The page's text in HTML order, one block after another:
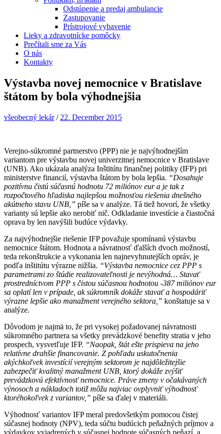
Odstúpenie a predaj ambulancie
Zastupovanie
Prístrojové vybavenie
Lieky a zdravotnícke pomôcky
Prečítali sme za Vás
O nás
Kontakty
Výstavba novej nemocnice v Bratislave
štátom by bola výhodnejšia
všeobecný lekár/ 22. December 2015
Verejno-súkromné partnerstvo (PPP) nie je najvýhodnejším
variantom pre výstavbu novej univerzitnej nemocnice v Bratislave
(UNB). Ako ukázala analýza Inštitútu finančnej politiky (IFP) pri
ministerstve financií, výstavba štátom by bola lepšia. “Dosahuje
pozitívnu čistú súčasnú hodnotu 72 miliónov eur a je tak z
rozpočtového hľadiska najlepšou možnosťou riešenia dnešného
akútneho stavu UNB,” píše sa v analýze. Tá tiež hovorí, že všetky
varianty sú lepšie ako nerobiť nič. Odkladanie investície a čiastočná
oprava by len navýšili budúce výdavky.
Za najvýhodnejšie riešenie IFP považuje spomínanú výstavbu
nemocnice štátom. Hodnota a návratnosť ďalších dvoch možností,
teda rekonštrukcie a vykonania len najnevyhnutejších opráv, je
podľa inštitútu výrazne nižšia. “Výstavba nemocnice cez PPP s
parametrami zo štúdie realizovateľnosti je nevýhodná… Stavať
prostredníctvom PPP s čistou súčasnou hodnotou -387 miliónov eur
sa oplatí len v prípade, ak súkromník dokáže stavať a hospodáriť
výrazne lepšie ako manažment verejného sektora,” konštatuje sa v
analýze.
Dôvodom je najmä to, že pri vysokej požadovanej návratnosti
súkromného partnera sa všetky prevádzkové benefity stratia v jeho
prospech, vysvetľuje IFP. “Naopak, štát ešte prispieva na jeho
relatívne drahšie financovanie. Z pohľadu uskutočnenia
akýchkoľvek investícií verejným sektorom je najdôležitejšie
zabezpečiť kvalitný manažment UNB, ktorý dokáže zvýšiť
prevádzkovú efektívnosť nemocnice. Práve zmeny v očakávaných
výnosoch a nákladoch totiž môžu najviac ovplyvniť výhodnosť
ktoréhokoľvek z variantov,” píše sa ďalej v materiáli.
Výhodnosť variantov IFP meral predovšetkým pomocou čistej
súčasnej hodnoty (NPV), teda súčtu budúcich peňažných príjmov a
výdavkov vyjadrených v súčasnej hodnote súčasných peňazí, a